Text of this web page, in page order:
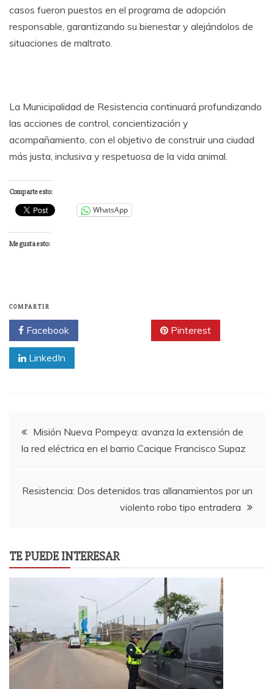
casos fueron puestos en el programa de adopción
responsable, garantizando su bienestar y alejándolos de
situaciones de maltrato.
La Municipalidad de Resistencia continuará profundizando
las acciones de control, concientización y
acompañamiento, con el objetivo de construir una ciudad
más justa, inclusiva y respetuosa de la vida animal.
Comparte esto:
WhatsApp
Me gusta esto:
COMPARTIR
Facebook Pinterest
LinkedIn
Navegación
de
entradas
Misión Nueva Pompeya: avanza la extensión de
la red eléctrica en el barrio Cacique Francisco Supaz
Resistencia: Dos detenidos tras allanamientos por un
violento robo tipo entradera
TE PUEDE INTERESAR